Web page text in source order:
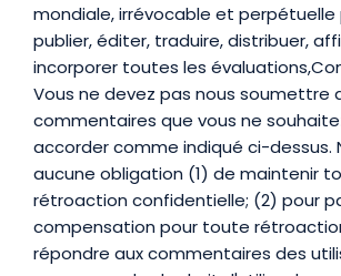
mondiale, irrévocable et perpétuelle
publier, éditer, traduire, distribuer,
incorporer toutes les
Vous ne devez pas nous soumettre
commentaires que vous ne
accorder comme indiqué ci-dessus.
aucune obligation (1) de maintenir
rétroaction confidentielle; (2) pour
compensation pour toute
répondre aux commentaires des